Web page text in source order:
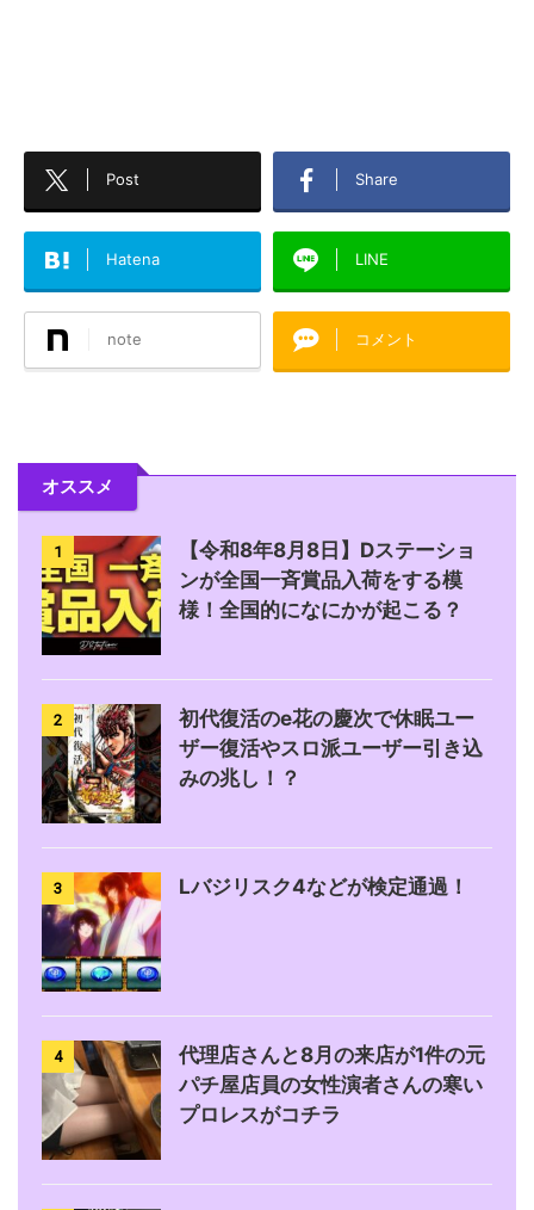
Post Share
Hatena LINE
note コメント
オススメ
1
【令和8年8月8日】Dステーショ
ンが全国一斉賞品入荷をする模
様！全国的になにかが起こる？
2
初代復活のe花の慶次で休眠ユー
ザー復活やスロ派ユーザー引き込
みの兆し！？
3 Lバジリスク4などが検定通過！
4
代理店さんと8月の来店が1件の元
パチ屋店員の女性演者さんの寒い
プロレスがコチラ